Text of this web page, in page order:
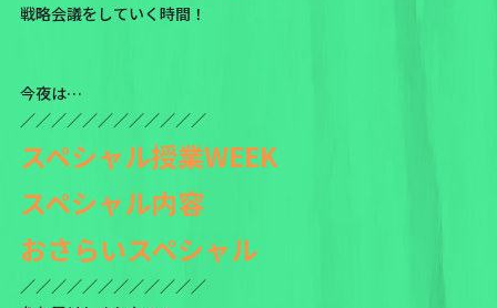
戦略会議をしていく時間！
今夜は…
／／／／／／／／／／／／
スペシャル授業WEEK
スペシャル内容
おさらいスペシャル
／／／／／／／／／／／／